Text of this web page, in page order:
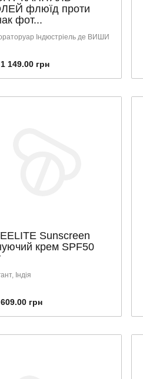
флюїд проти
фот...
Індюстріель де ВИШИ
1 149.00 грн
Sunscreen
крем SPF50
Індія
грн